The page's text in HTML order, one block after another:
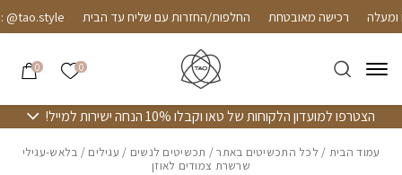
Skip to Contentרכישה מאובטחת החלפות/החזרות עם שליח עד הבית
0 הרשימה
0
הצטרפו למועדון הלקוחות של טאו וקבלו 10% הנחה ישירות למייל!
עמוד הבית / לכל התכשיטים באתר/ תכשיטים לנשים / עגילים / בלאש-עגילי
שרשרת צמודים לאוזן
בחזרה למעלה